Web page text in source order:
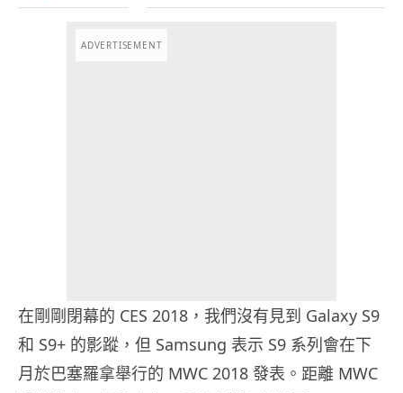
ADVERTISEMENT
在剛剛閉幕的 CES 2018，我們沒有見到 Galaxy S9
和 S9+ 的影蹤，但 Samsung 表示 S9 系列會在下
月於巴塞羅拿舉行的 MWC 2018 發表。距離 MWC